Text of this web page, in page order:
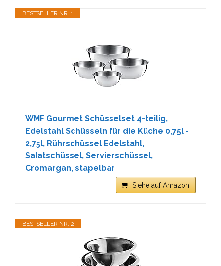
BESTSELLER NR. 1
WMF Gourmet Schüsselset 4-teilig,
Edelstahl Schüsseln für die Küche 0,75l -
2,75l, Rührschüssel Edelstahl,
Salatschüssel, Servierschüssel,
Cromargan, stapelbar
Siehe auf Amazon
BESTSELLER NR. 2